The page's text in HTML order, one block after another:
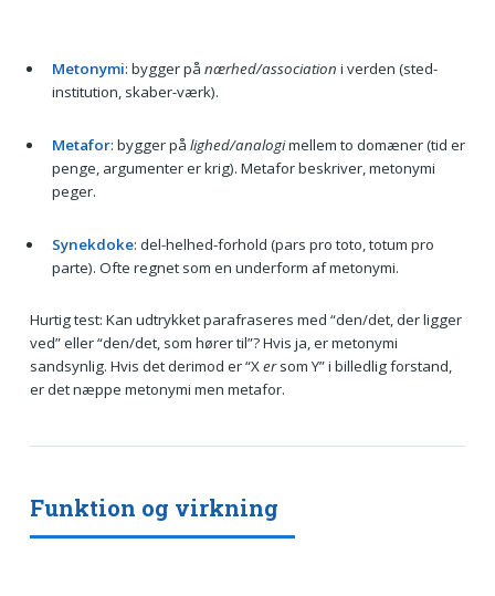
Metonymi: bygger på nærhed/association i verden (sted-
institution, skaber-værk).
Metafor: bygger på lighed/analogimellem to domæner (tid er
penge, argumenter er krig). Metafor beskriver, metonymi
peger.
Synekdoke: del-helhed-forhold (pars pro toto, totum pro
parte). Ofte regnet som en underform af metonymi.
Hurtig test: Kan udtrykket parafraseres med “den/det, der ligger
ved” eller “den/det, som hører til”? Hvis ja, er metonymi
sandsynlig. Hvis det derimod er “Xersom Y” i billedlig forstand,
er det næppe metonymi men metafor.
Funktion og virkning